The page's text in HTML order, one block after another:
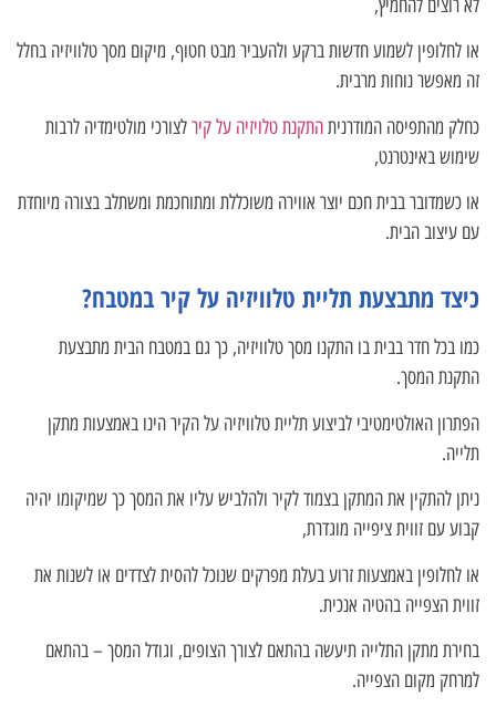
לא רוצים להחמיץ,
או לחלופין לשמוע חדשות ברקע ולהעביר מבט חטוף, מיקום מסך טלוויזיה בחלל
זה מאפשר נוחות מרבית.
כחלק מהתפיסה המודרניתהתקנת טלויזיה על קירלצורכי מולטימדיה לרבות
שימוש באינטרנט,
או כשמדובר בבית חכם יוצר אווירה משוכללת ומתוחכמת ומשתלב בצורה מיוחדת
עם עיצוב הבית.
כיצד מתבצעת תליית טלוויזיה על קיר במטבח?
כמו בכל חדר בבית בו התקנו מסך טלוויזיה, כך גם במטבח הבית מתבצעת
התקנת המסך.
הפתרון האולטימטיבי לביצוע תליית טלוויזיה על הקיר הינו באמצעות מתקן
תלייה.
ניתן להתקין את המתקן בצמוד לקיר ולהלביש עליו את המסך כך שמיקומו יהיה
קבוע עם זווית ציפייה מוגדרת,
או לחלופין באמצעות זרוע בעלת מפרקים שנוכל להסית לצדדים או לשנות את
זווית הצפייה בהטיה אנכית.
בחירת מתקן התלייה תיעשה בהתאם לצורך הצופים, וגודל המסך – בהתאם
למרחק מקום הצפייה.